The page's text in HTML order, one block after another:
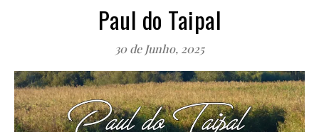
Paul do Taipal
30 de Junho, 2025